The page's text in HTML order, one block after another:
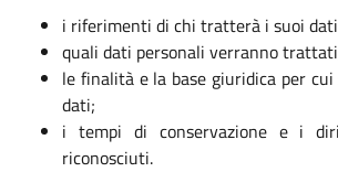
i riferimenti di chi tratterà i suoi
quali dati personali verranno
le finalità e la base giuridica per
dati;
i tempi di conservazione e i
riconosciuti.